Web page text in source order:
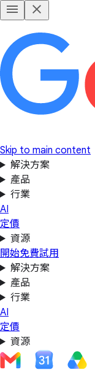
Skip to main content
解決方案
產品
行業
AI
定價
資源
開始免費試用
解決方案
產品
行業
AI
定價
資源